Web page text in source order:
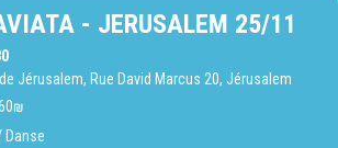
- JERUSALEM 25/11
Jérusalem, Rue David Marcus 20, Jérusalem
Danse